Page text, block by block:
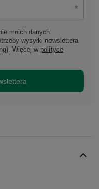
moich danych
wysyłki newslettera
Więcej w polityce